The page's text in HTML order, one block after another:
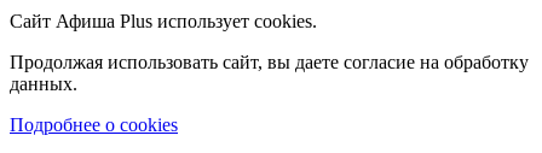
Сайт Афиша Plus использует cookies.
Продолжая использовать сайт, вы даете согласие на обработку
данных.
Подробнее о cookies